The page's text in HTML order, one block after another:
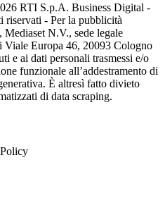
RTI S.p.A. Business Digital -
riservati - Per la pubblicità
N.V., sede legale
Viale Europa 46, 20093 Cologno
e ai dati personali trasmessi e/o
funzionale all’addestramento di
È altresì fatto divieto
di data scraping.